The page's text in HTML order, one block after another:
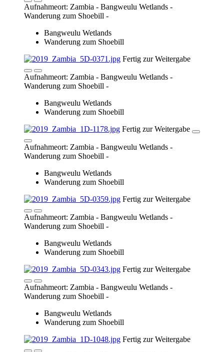
Fertig zur Weitergabe
Aufnahmeort: Zambia - Bangweulu Wetlands -
Wanderung zum Shoebill -
Bangweulu Wetlands
Wanderung zum Shoebill
Fertig zur Weitergabe
Aufnahmeort: Zambia - Bangweulu Wetlands -
Wanderung zum Shoebill -
Bangweulu Wetlands
Wanderung zum Shoebill
Fertig zur Weitergabe
Aufnahmeort: Zambia - Bangweulu Wetlands -
Wanderung zum Shoebill -
Bangweulu Wetlands
Wanderung zum Shoebill
Fertig zur Weitergabe
Aufnahmeort: Zambia - Bangweulu Wetlands -
Fischersiedlung beim Shoebill -
Bangweulu Wetlands
Fischersiedlung beim Shoebill
Fertig zur
Weitergabe
Aufnahmeort: Zambia - Bangweulu Wetlands -
Shoebill Camp (Nsobe Camp) -
Bangweulu Wetlands
Shoebill Camp (Nsobe Camp)